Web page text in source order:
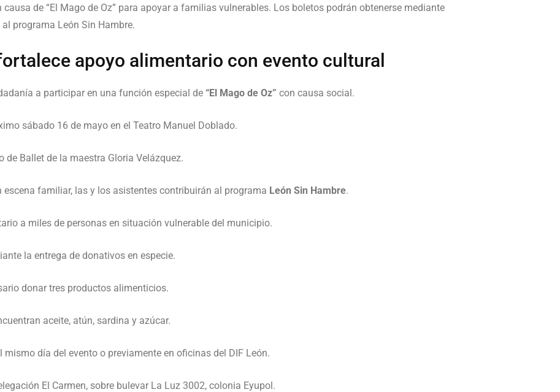
de “El Mago de Oz” para apoyar a familias vulnerables. Los boletos podrán obtenerse mediante
programa León Sin Hambre.
apoyo alimentario con evento cultural
a participar en una función especial de “El Mago de Oz” con causa social.
sábado 16 de mayo en el Teatro Manuel Doblado.
de Ballet de la maestra Gloria Velázquez.
familiar, las y los asistentes contribuirán al programa León Sin Hambre.
a miles de personas en situación vulnerable del municipio.
la entrega de donativos en especie.
donar tres productos alimenticios.
aceite, atún, sardina y azúcar.
día del evento o previamente en oficinas del DIF León.
El Carmen, sobre bulevar La Luz 3002, colonia Eyupol.